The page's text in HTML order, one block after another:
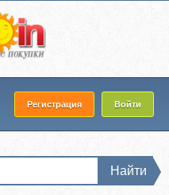
Регистрация Войти
Найти